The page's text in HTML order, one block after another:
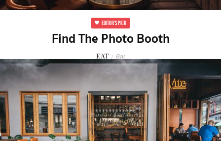
EDITOR'S PICK
Find The Photo Booth
EAT / Bar